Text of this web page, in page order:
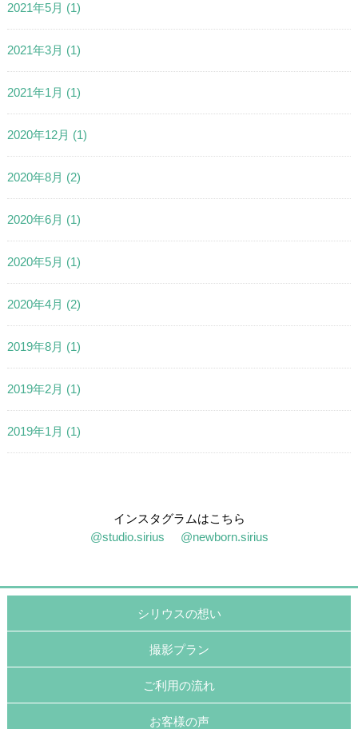
2021年5月 (1)
2021年3月 (1)
2021年1月 (1)
2020年12月 (1)
2020年8月 (2)
2020年6月 (1)
2020年5月 (1)
2020年4月 (2)
2019年8月 (1)
2019年2月 (1)
2019年1月 (1)
インスタグラムはこちら
@studio.sirius
@newborn.sirius
シリウスの想い
撮影プラン
ご利用の流れ
お客様の声